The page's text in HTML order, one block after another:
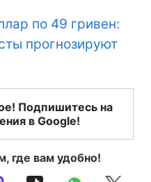
по 49 гривен:
прогнозируют
Подпишитесь на
в Google!
где вам удобно!